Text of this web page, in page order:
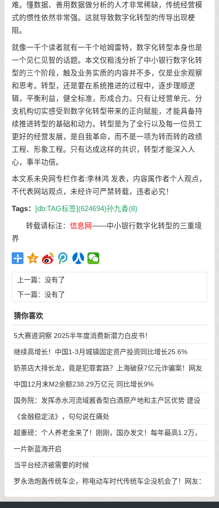
难。懂数据、善用数据做分析的人才非常稀缺，传统经营模
式的惯性依然非常强。这就导致数字化转型的传导出现梗
阻。
就像一千个读者就有一千个哈姆雷特，数字化转型本身也是
一个见仁见智的话题。本文仅粗浅分析了中小银行数字化转
型的三个阶段，触及业务实质的内容并不多，仅是业余观察
和思考。转型，还是要在系统推进的过程中，逐步理顺逻
辑，平衡利益，健全标准，形成合力。只有让经营单元、分
支机构切实感受到数字化转型带来的正向赋能，才能具备持
续推进转型的基础和动力。转型是为了全行以及每一位员工
更好的经营发展，是自我革命，而不是一项为转而转的政绩
工程、形象工程。只有达成这样的共识，转型才能深入人
心，事半功倍。
本文系未央网专栏作者:李林鸿 发表，内容属作者个人观点，
不代表网站观点，未经许可严禁转载，违者必究！
Tags： [db:TAG标签](624694)孙九香(8)
转载请标注：信息网——中小银行数字化转型的三重境
界
上一篇：没有了
下一篇：没有了
猜你喜欢
5大赛道洞察 2025半年度消费新潜力白皮书！
继续高增长！中国1-3月城镇固定资产投资同比增长25.6%
奶茶店大排长龙，竟是犯罪套路？上海破获7亿元诈骗案！网友
评
中国12月末M2余额238.29万亿元 同比增长9%
国务院：发挥赤水河流域酱香型白酒原产地和主产区优势 建设
全
《金融稳定法》，句句说在痛处
超重磅：个人养老金来了！刚刚，国办发文！每年最高1.2万，
可
一片新蓝海开启
当平台经济被需要的时候
罗永浩炮轰传统车企，称电动车时代传统车企没机会了！网友：